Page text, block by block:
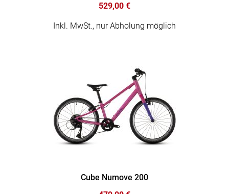
529,00 €
Inkl. MwSt., nur Abholung möglich
Cube Numove 200